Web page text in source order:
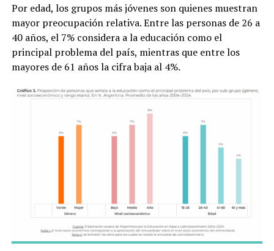
Por edad, los grupos más jóvenes son quienes muestran
mayor preocupación relativa. Entre las personas de 26 a
40 años, el 7% considera a la educación como el
principal problema del país, mientras que entre los
mayores de 61 años la cifra baja al 4%.